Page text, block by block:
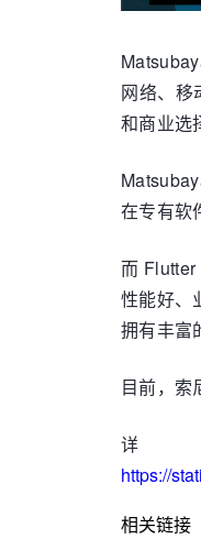
网络、移
和商业选
在专有软
而
性能好、
拥有丰富
目前，索
https://
相关链接